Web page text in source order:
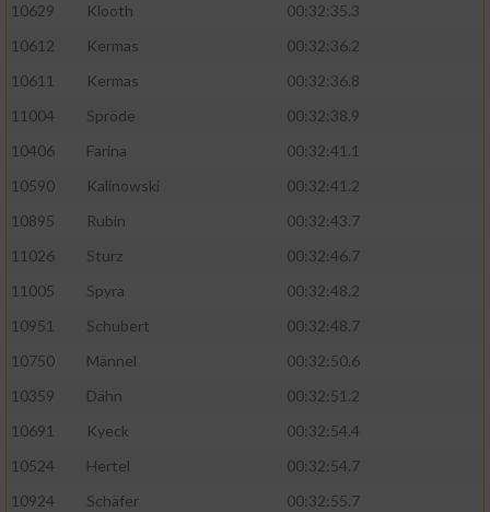
10629
Klooth
00:32:35.3
10612
Kermas
00:32:36.2
10611
Kermas
00:32:36.8
11004
Spröde
00:32:38.9
10406
Farina
00:32:41.1
10590
Kalinowski
00:32:41.2
10895
Rubin
00:32:43.7
11026
Sturz
00:32:46.7
11005
Spyra
00:32:48.2
10951
Schubert
00:32:48.7
10750
Männel
00:32:50.6
10359
Dähn
00:32:51.2
10691
Kyeck
00:32:54.4
10524
Hertel
00:32:54.7
10924
Schäfer
00:32:55.7
Verwendung von Profilen zur Auswahl
personalisierter Inhalte
Analyse von Zielgruppen durch Statistiken
verschiedenen Quellen
Entwicklung und Verbesserung der Angebote
Verwendung reduzierter Daten zur Auswahl
Verwendung genauer Standortdaten